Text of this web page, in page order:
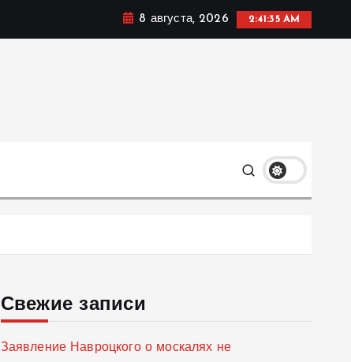
8 августа, 2026 2:41:36 AM
Свежие записи
Заявление Навроцкого о москалях не